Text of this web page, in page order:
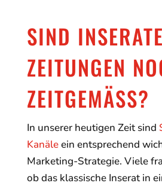
SIND
ZEITUNGEN
ZEITGEMÄSS?
In unserer heutigen Zeit sind
Kanäleein entsprechend
Marketing-Strategie. Viele
ob das klassische Inserat in